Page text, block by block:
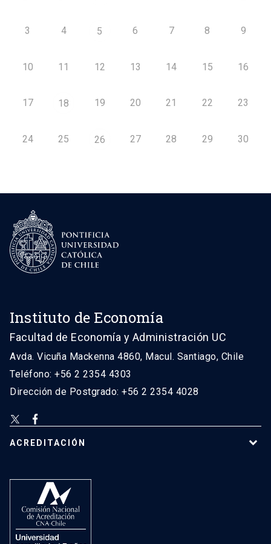
3 4 5 6 7 8 9
10 11 12 13 14 15 16
17 18 19 20 21 22 23
24 25 26 27 28 29 30
Instituto de Economía
Facultad de Economía y Administración UC
Avda. Vicuña Mackenna 4860, Macul. Santiago, Chile
Teléfono: +56 2 2354 4303
Dirección de Postgrado: +56 2 2354 4028
ACREDITACIÓN